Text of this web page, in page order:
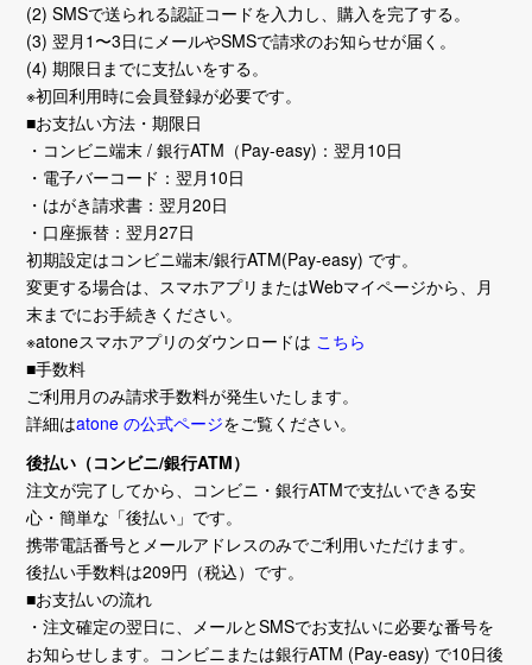
(2) SMSで送られる認証コードを入力し、購入を完了する。
(3) 翌月1〜3日にメールやSMSで請求のお知らせが届く。
(4) 期限日までに支払いをする。
※初回利用時に会員登録が必要です。
■お支払い方法・期限日
・コンビニ端末 / 銀行ATM（Pay-easy)：翌月10日
・電子バーコード：翌月10日
・はがき請求書：翌月20日
・口座振替：翌月27日
初期設定はコンビニ端末/銀行ATM(Pay-easy) です。
変更する場合は、スマホアプリまたはWebマイページから、月
末までにお手続きください。
※atoneスマホアプリのダウンロードは こちら
■手数料
ご利用月のみ請求手数料が発生いたします。
詳細はatone の公式ページをご覧ください。
後払い（コンビニ/銀行ATM）
注文が完了してから、コンビニ・銀行ATMで支払いできる安
心・簡単な「後払い」です。
携帯電話番号とメールアドレスのみでご利用いただけます。
後払い手数料は209円（税込）です。
■お支払いの流れ
・注文確定の翌日に、メールとSMSでお支払いに必要な番号を
お知らせします。コンビニまたは銀行ATM (Pay-easy) で10日後